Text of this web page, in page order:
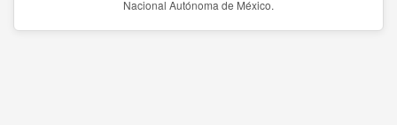
Nacional Autónoma de México.